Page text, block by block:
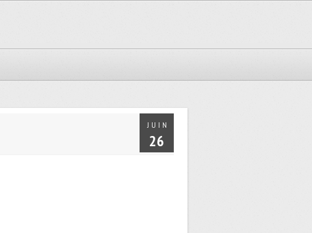
JUIN
26